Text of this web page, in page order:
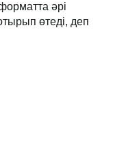
әрі
өтеді, деп